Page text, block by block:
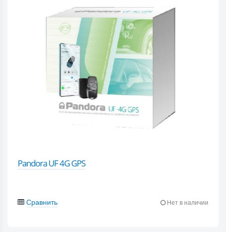
Pandora UF 4G GPS
Сравнить Нет в наличии